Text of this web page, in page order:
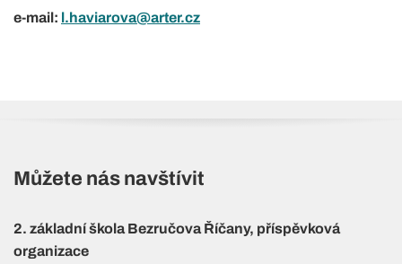
e-mail: l.haviarova@arter.cz
Můžete nás navštívit
2. základní škola Bezručova Říčany, příspěvková
organizace